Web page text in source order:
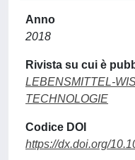
Anno
2018
Rivista su cui è
LEBENSMITTEL-
TECHNOLOGIE
Codice DOI
https://dx.doi.org/